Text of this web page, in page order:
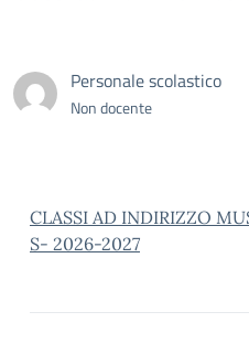
Personale scolastico
Non docente
CLASSI AD INDIRIZZO
S- 2026-2027